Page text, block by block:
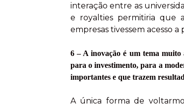
interação entre as
e royalties permitiria que
empresas tivessem acesso
6 – A inovação é um tema muito
para o investimento, para a
importantes e que trazem
A única forma de